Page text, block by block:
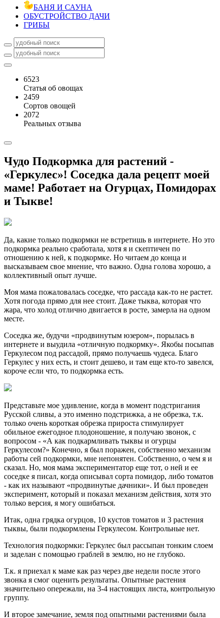
БАНЯ И САУНА
ОБУСТРОЙСТВО ДАЧИ
ГРИБЫ
6523
Статья об овощах
2459
Сортов овощей
2072
Реальных отзыва
Чудо Подкормка для растений -
«Геркулес»! Соседка дала рецепт моей
маме! Работает на Огурцах, Помидорах
и Тыкве!
Да, какие только подкормки не встретишь в интернете. Но это
подкормка реально сработала, хотя я и скептичен по
отношению к ней, к подкормке. Но читаем до конца и
высказываем свое мнение, что важно. Одна голова хорошо, а
коллективный опыт лучше.
Моя мама пожаловалась соседке, что рассада как-то не растет.
Хотя погода прямо для нее стоит. Даже тыква, которая что
жара, что холод отлично двигается в росте, замерла на одном
месте.
Соседка же, будучи «продвинутым юзером», порылась в
интернете и выудила «отличную подкормку». Якобы посыпав
Геркулесом под рассадой, прямо получаешь чудеса. Благо
Геркулес у них есть, и стоит дешево, и там еще кто-то завелся,
короче если что, то подкормка есть.
Представьте мое удивление, когда в момент подстригания
Русской сливы, а это именно подстрижка, а не обрезка, т.к.
только очень короткая обрезка прироста стимулирует
обильное ежегодное плодоношение, я получаю звонок, с
вопросом - «А как подкармливать тыквы и огурцы
Геркулесом?» Конечно, я был поражен, собственно механизм
работы сей подкормки, мне непонятен. Собственно, о чем я и
сказал. Но, моя мама экспериментатор еще тот, о ней и ее
соседке я писал, когда описывал сорта помидор, либо томатов
- как их называют «продвинутые дачники». И был проведен
эксперимент, который и показал механизм действия, хотя это
только версия, я могу ошибаться.
Итак, одна грядка огурцов, 10 кустов томатов и 3 растения
тыквы, были подкормлены Геркулесом. Контрольные нет.
Технология подкормки: Геркулес был рассыпан тонким слоем
и заделан с помощью граблей в землю, но не глубоко.
Т.к. я приехал к маме как раз через две недели после этого
звонка я смог оценить результаты. Опытные растения
значительно опережали, на 3-4 настоящих листа, контрольную
группу.
И второе замечание, земля под опытными растениями была